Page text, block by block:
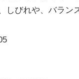
しびれや、バラン